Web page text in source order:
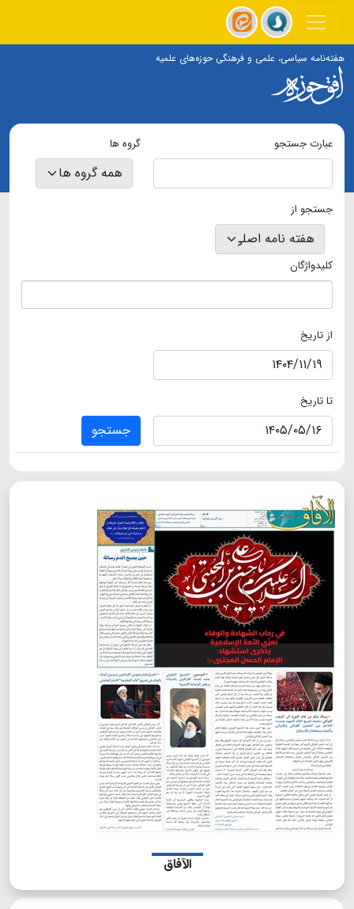
هفته‌نامه سیاسی، علمی و فرهنگی حوزه‌های علمیه
عبارت جستجو گروه ها
جستجو از
کلیدواژگان
از تاریخ
تا تاریخ
جستجو
الآفاق